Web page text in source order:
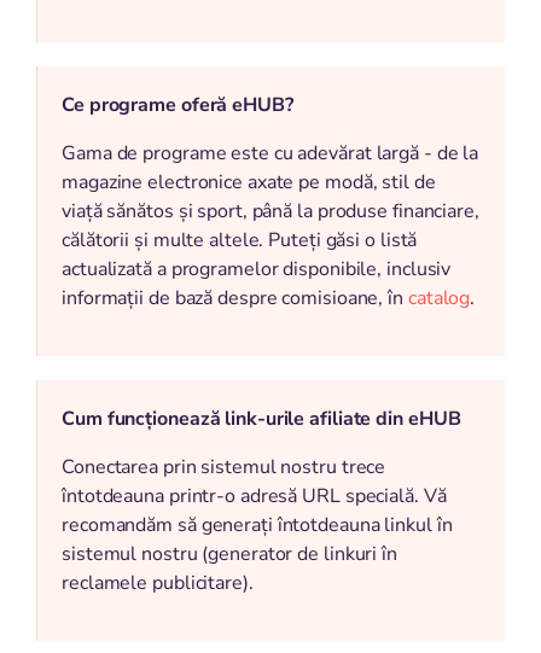
Ce programe oferă eHUB?
Gama de programe este cu adevărat largă - de la
magazine electronice axate pe modă, stil de
viață sănătos și sport, până la produse financiare,
călătorii și multe altele. Puteți găsi o listă
actualizată a programelor disponibile, inclusiv
informații de bază despre comisioane, în catalog.
Cum funcționează link-urile afiliate din eHUB
Conectarea prin sistemul nostru trece
întotdeauna printr-o adresă URL specială. Vă
recomandăm să generați întotdeauna linkul în
sistemul nostru (generator de linkuri în
reclamele publicitare).